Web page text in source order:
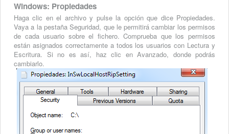
Windows: Propiedades
Haga clic en el archivo y pulse la opción que dice Propiedades.
Vaya a la pestaña Seguridad, que le permitirá cambiar los permisos
de cada usuario sobre el fichero. Comprueba que los permisos
están asignados correctamente a todos los usuarios con Lectura y
Escritura. Si no es así, haz clic en Avanzado, donde podrás
cambiarlo.